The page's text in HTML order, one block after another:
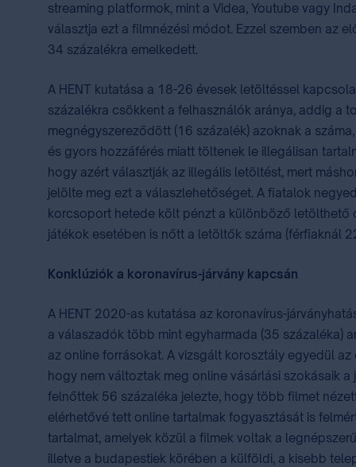
streaming platformok, mint a Videa, Youtube vagy
választja ezt a filmnézési módot. Ezzel szemben az
34 százalékra emelkedett.
A HENT kutatása a 18-26 évesek letöltéssel
százalékra csökkent a felhasználók aránya, addig a
megnégyszereződött (16 százalék) azoknak a
és gyors hozzáférés miatt töltenek le illegálisan
hogy azért választják az illegális letöltést, mert
jelölte meg ezt a válaszlehetőséget. A fiatalok
korcsoport hetede költ pénzt a különböző letölthető
játékok esetében is nőtt a letöltők száma (férfiaknál
Konklúziók a koronavírus-járvány kapcsán
A HENT 2020-as kutatása az koronavírus-
a válaszadók több mint egyharmada (35 százaléka)
az online forrásokat. A vizsgált korosztály egyedül
hogy nem változtak meg online vásárlási szokásaik
felnőttek 56 százaléka jelezte, hogy több filmet
elérhetővé tett online tartalmak fogyasztását is
tartalmat, amelyek közül a filmek voltak a
illetve a budapestiek körében a külföldi, a kisebb